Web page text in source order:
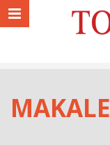
MAKALE